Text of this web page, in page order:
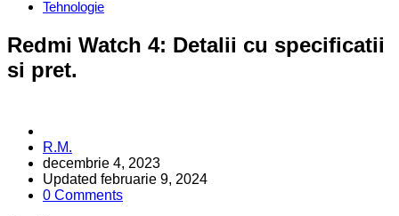
Categories
Tehnologie
Redmi Watch 4: Detalii cu specificatii
si pret.
Posted
by
R.M.
decembrie 4, 2023
Updated februarie 9, 2024
0 Comments